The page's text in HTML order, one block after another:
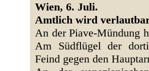
Wien, 6. Juli.
Amtlich wird
An der Piave-Mündung
Am Südflügel der
Feind gegen den